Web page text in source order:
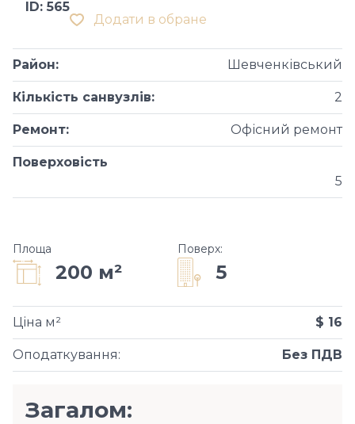
Додати в обране
ID: 565
Район: Шевченківський
Кількість санвузлів: 2
Ремонт: Офісний ремонт
Поверховість
5
Площа
200 м²
Поверх:
5
Оподаткування: Без ПДВ
Ціна м² $ 16
Загалом: